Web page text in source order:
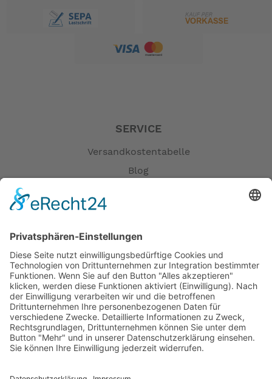
SERVICE
Versandkostentabelle
Blog
Versandpartner
Verfügbarkeiten
Zahlung und Versand
Datenschutz
Fernabsatz